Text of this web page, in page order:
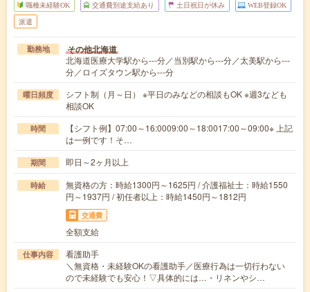
職種未経験OK 交通費別途支給あり 土日祝日が休み WEB登録OK
派遣
勤務地 その他北海道
北海道医療大学駅から---分／当別駅から---分／太美駅から---
分／ロイズタウン駅から---分
曜日頻度
シフト制（月～日） ※平日のみなどの相談もOK ※週3なども
相談OK
時間
【シフト例】07:00～16:0009:00～18:0017:00～09:00※ 上記
は一例です！そ…
期間 即日～2ヶ月以上
時給
無資格の方：時給1300円～1625円 / 介護福祉士：時給1550
円～1937円 / 初任者以上：時給1450円～1812円
交通費
全額支給
仕事内容
看護助手
＼無資格・未経験OKの看護助手／医療行為は一切行わない
ので未経験でも安心！▽具体的には…・リネンやシ…